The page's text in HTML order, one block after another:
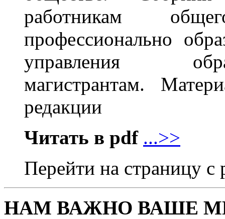
работникам
профессионально
управления
магистрантам.
редакции
Читать в pdf ...>>
Перейти на страницу
НАМ ВАЖНО ВАШЕ